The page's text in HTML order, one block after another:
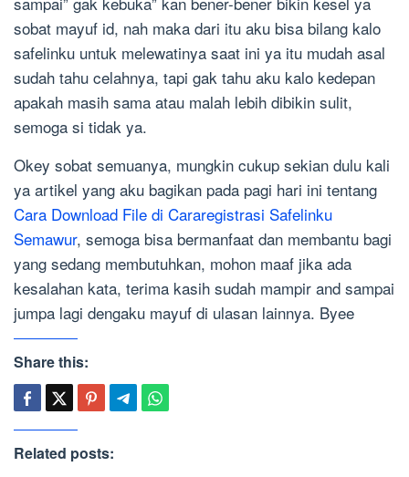
sobat mayuf id, nah maka dari itu aku bisa bilang kalo
safelinku untuk melewatinya saat ini ya itu mudah asal
sudah tahu celahnya, tapi gak tahu aku kalo kedepan
apakah masih sama atau malah lebih dibikin sulit,
semoga si tidak ya.
Okey sobat semuanya, mungkin cukup sekian dulu kali
ya artikel yang aku bagikan pada pagi hari ini tentang
Cara Download File di Cararegistrasi Safelinku
Semawur, semoga bisa bermanfaat dan membantu bagi
yang sedang membutuhkan, mohon maaf jika ada
kesalahan kata, terima kasih sudah mampir and sampai
jumpa lagi dengaku mayuf di ulasan lainnya. Byee
Share this:
Related posts: